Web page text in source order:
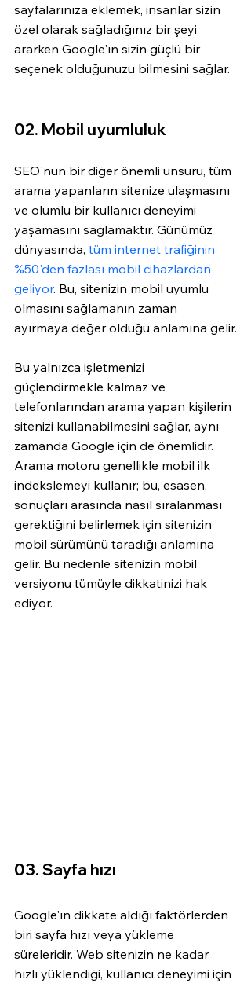
sayfalarınıza eklemek, insanlar sizin
özel olarak sağladığınız bir şeyi
ararken Google'ın sizin güçlü bir
seçenek olduğunuzu bilmesini sağlar.
02. Mobil uyumluluk
SEO'nun bir diğer önemli unsuru, tüm
arama yapanların sitenize ulaşmasını
ve olumlu bir kullanıcı deneyimi
yaşamasını sağlamaktır. Günümüz
dünyasında, tüm internet trafiğinin
%50'den fazlası mobil cihazlardan
geliyor. Bu, sitenizin mobil uyumlu
olmasını sağlamanın zaman
ayırmaya değer olduğu anlamına gelir.
Bu yalnızca işletmenizi
güçlendirmekle kalmaz ve
telefonlarından arama yapan kişilerin
sitenizi kullanabilmesini sağlar, aynı
zamanda Google için de önemlidir.
Arama motoru genellikle mobil ilk
indekslemeyi kullanır; bu, esasen,
sonuçları arasında nasıl sıralanması
gerektiğini belirlemek için sitenizin
mobil sürümünü taradığı anlamına
gelir. Bu nedenle sitenizin mobil
versiyonu tümüyle dikkatinizi hak
ediyor.
03. Sayfa hızı
Google'ın dikkate aldığı faktörlerden
biri sayfa hızı veya yükleme
süreleridir. Web sitenizin ne kadar
hızlı yüklendiği, kullanıcı deneyimi için